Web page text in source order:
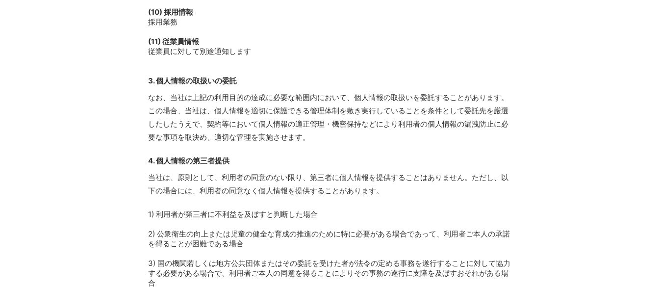
(10) 採用情報
採用業務
(11) 従業員情報
従業員に対して別途通知します
3. 個人情報の取扱いの委託
なお、当社は上記の利用目的の達成に必要な範囲内において、個人情報の取扱いを委託することがあります。
この場合、当社は、個人情報を適切に保護できる管理体制を敷き実行していることを条件として委託先を厳選
したしたうえで、契約等において個人情報の適正管理・機密保持などにより利用者の個人情報の漏洩防止に必
要な事項を取決め、適切な管理を実施させます。
4. 個人情報の第三者提供
当社は、原則として、利用者の同意のない限り、第三者に個人情報を提供することはありません。ただし、以
下の場合には、利用者の同意なく個人情報を提供することがあります。
利用者が第三者に不利益を及ぼすと判断した場合
公衆衛生の向上または児童の健全な育成の推進のために特に必要がある場合であって、利用者ご本人の承諾
を得ることが困難である場合
国の機関若しくは地方公共団体またはその委託を受けた者が法令の定める事務を遂行することに対して協力
する必要がある場合で、利用者ご本人の同意を得ることによりその事務の遂行に支障を及ぼすおそれがある場
合